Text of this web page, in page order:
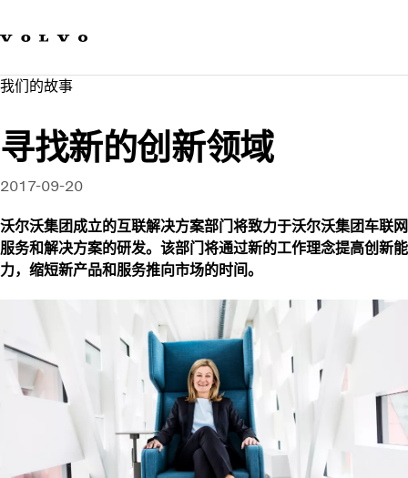
可持续发展
新闻与媒体
关于我们
我们的故事
寻找新的创新领域
2017-09-20
沃尔沃集团成立的互联解决方案部门将致力于沃尔沃集团车联网
服务和解决方案的研发。该部门将通过新的工作理念提高创新能
力，缩短新产品和服务推向市场的时间。